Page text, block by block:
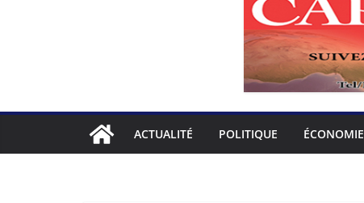
ACTUALITÉ POLITIQUE ÉCONOMIE